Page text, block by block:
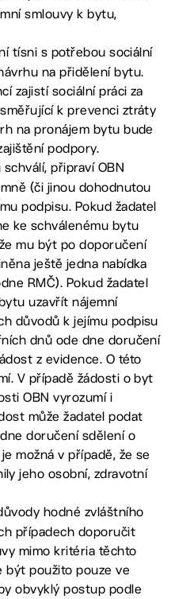
smlouvy k bytu,
tísni s potřebou sociální
na přidělení bytu.
zajistí sociální práci za
k prevenci ztráty
na pronájem bytu bude
podpory.
připraví OBN
(či jinou dohodnutou
podpisu. Pokud žadatel
ke schválenému bytu
mu být po doporučení
ještě jedna nabídka
RMČ). Pokud žadatel
uzavřít nájemní
důvodů k jejímu podpisu
dnů ode dne doručení
z evidence. O této
V případě žádosti o byt
OBN vyrozumí i
může žadatel podat
doručení sdělení o
možná v případě, že se
jeho osobní, zdravotní
hodné zvláštního
případech doporučit
mimo kritéria těchto
být použito pouze ve
obvyklý postup podle